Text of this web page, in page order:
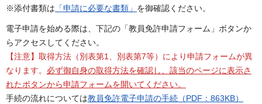
※添付書類は 「申請に必要な書類」 を御確認ください。
電子申請を始める際は、下記の「教員免許申請フォーム」ボタンか
らアクセスしてください。
【注意】取得方法（別表第1、別表第7等）により申請フォームが異
なります。 必ず御自身の取得方法を確認し、該当のページに表示さ
れたボタンから申請フォームを開いてください。
手続の流れについては教員免許電子申請の手続（PDF：863KB）